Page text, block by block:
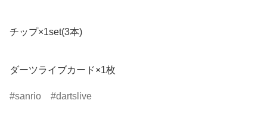
チップ×1set(3本)
ダーツライブカード×1枚
sanrio dartslive